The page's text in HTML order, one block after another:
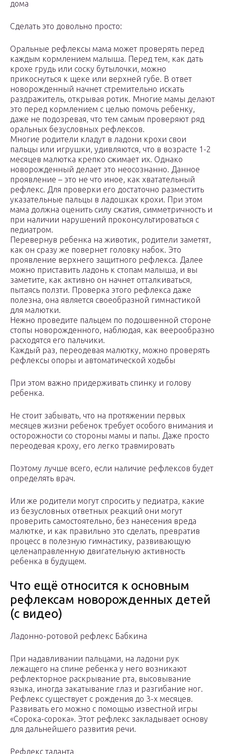
дома
Сделать это довольно просто:
Оральные рефлексы мама может проверять перед
каждым кормлением малыша. Перед тем, как дать
крохе грудь или соску бутылочки, можно
прикоснуться к щеке или верхней губе. В ответ
новорожденный начнет стремительно искать
раздражитель, открывая ротик. Многие мамы делают
это перед кормлением с целью помочь ребенку,
даже не подозревая, что тем самым проверяют ряд
оральных безусловных рефлексов.
Многие родители кладут в ладони крохи свои
пальцы или игрушки, удивляются, что в возрасте 1-2
месяцев малютка крепко сжимает их. Однако
новорожденный делает это неосознанно. Данное
проявление – это не что иное, как хватательный
рефлекс. Для проверки его достаточно разместить
указательные пальцы в ладошках крохи. При этом
мама должна оценить силу сжатия, симметричность и
при наличии нарушений проконсультироваться с
педиатром.
Перевернув ребенка на животик, родители заметят,
как он сразу же повернет головку набок. Это
проявление верхнего защитного рефлекса. Далее
можно приставить ладонь к стопам малыша, и вы
заметите, как активно он начнет отталкиваться,
пытаясь ползти. Проверка этого рефлекса даже
полезна, она является своеобразной гимнастикой
для малютки.
Нежно проведите пальцем по подошвенной стороне
стопы новорожденного, наблюдая, как веерообразно
расходятся его пальчики.
Каждый раз, переодевая малютку, можно проверять
рефлексы опоры и автоматической ходьбы
При этом важно придерживать спинку и голову
ребенка.
Не стоит забывать, что на протяжении первых
месяцев жизни ребенок требует особого внимания и
осторожности со стороны мамы и папы. Даже просто
переодевая кроху, его легко травмировать
Поэтому лучше всего, если наличие рефлексов будет
определять врач.
Или же родители могут спросить у педиатра, какие
из безусловных ответных реакций они могут
проверить самостоятельно, без нанесения вреда
малютке, и как правильно это сделать, превратив
процесс в полезную гимнастику, развивающую
целенаправленную двигательную активность
ребенка в будущем.
Что ещё относится к основным
рефлексам новорожденных детей
(с видео)
Ладонно-ротовой рефлекс Бабкина
При надавливании пальцами, на ладони рук
лежащего на спине ребенка у него возникают
рефлекторное раскрывание рта, высовывание
языка, иногда закатывание глаз и разгибание ног.
Рефлекс существует с рождения до 3-х месяцев.
Развивать его можно с помощью известной игры
«Сорока-сорока». Этот рефлекс закладывает основу
для дальнейшего развития речи.
Рефлекс таланта